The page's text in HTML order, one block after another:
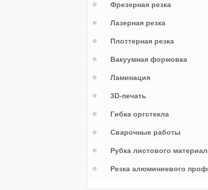
Фрезерная резка
Лазерная резка
Плоттерная резка
Вакуумная формовка
Ламинация
3D-печать
Гибка оргстекла
Сварочные работы
Рубка листового
Резка алюминиевого